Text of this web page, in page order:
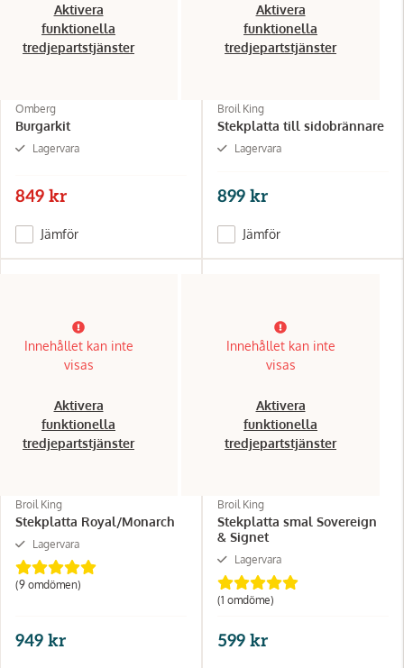
Aktivera
funktionella
tredjepartstjänster
Omberg
Burgarkit
Lagervara
849 kr
Jämför
Aktivera
funktionella
tredjepartstjänster
Broil King
Stekplatta till sidobrännare
Lagervara
899 kr
Jämför
Innehållet kan inte
visas
Aktivera
funktionella
tredjepartstjänster
Broil King
Stekplatta Royal/Monarch
Lagervara
(9 omdömen)
949 kr
Innehållet kan inte
visas
Aktivera
funktionella
tredjepartstjänster
Broil King
Stekplatta smal Sovereign
& Signet
Lagervara
(1 omdöme)
599 kr